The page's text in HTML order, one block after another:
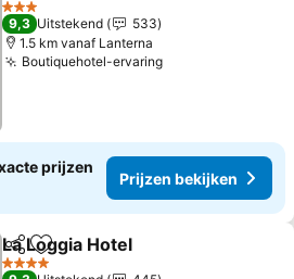
3 Sterren
9,3 Uitstekend
533
1.5 km vanaf Lanterna
Boutiquehotel-ervaringPrijzen bekijken
prijzen
Prijzen bekijken
DelenToevoegen aan favorieten
La Loggia Hotel
4 Sterren